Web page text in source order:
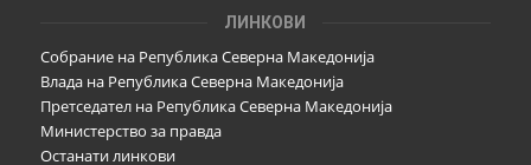
ЛИНКОВИ
Собрание на Република Северна Македонија
Влада на Република Северна Македонија
Претседател на Република Северна Македонија
Министерство за правда
Останати линкови